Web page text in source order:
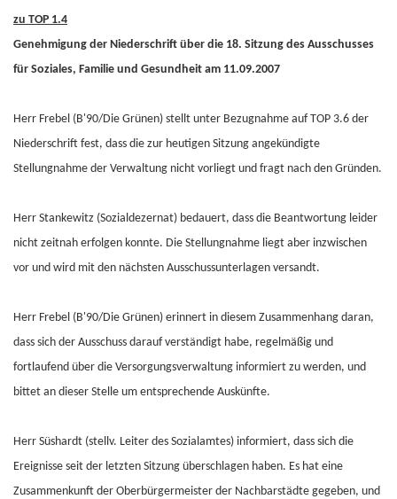
zu TOP 1.4
Genehmigung der Niederschrift über die 18. Sitzung des Ausschusses
für Soziales, Familie und Gesundheit am 11.09.2007
Herr Frebel (B'90/Die Grünen) stellt unter Bezugnahme auf TOP 3.6 der
Niederschrift fest, dass die zur heutigen Sitzung angekündigte
Stellungnahme der Verwaltung nicht vorliegt und fragt nach den Gründen.
Herr Stankewitz (Sozialdezernat) bedauert, dass die Beantwortung leider
nicht zeitnah erfolgen konnte. Die Stellungnahme liegt aber inzwischen
vor und wird mit den nächsten Ausschussunterlagen versandt.
Herr Frebel (B'90/Die Grünen) erinnert in diesem Zusammenhang daran,
dass sich der Ausschuss darauf verständigt habe, regelmäßig und
fortlaufend über die Versorgungsverwaltung informiert zu werden, und
bittet an dieser Stelle um entsprechende Auskünfte.
Herr Süshardt (stellv. Leiter des Sozialamtes) informiert, dass sich die
Ereignisse seit der letzten Sitzung überschlagen haben. Es hat eine
Zusammenkunft der Oberbürgermeister der Nachbarstädte gegeben, und